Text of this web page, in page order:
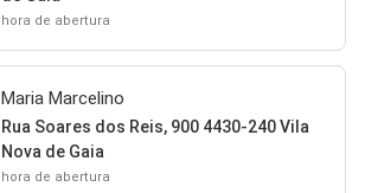
hora de abertura
Maria Marcelino
Rua Soares dos Reis, 900 4430-240 Vila
Nova de Gaia
hora de abertura